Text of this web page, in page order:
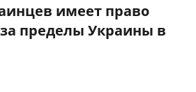
имеет право
пределы Украины в